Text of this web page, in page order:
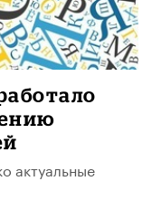
актуальные